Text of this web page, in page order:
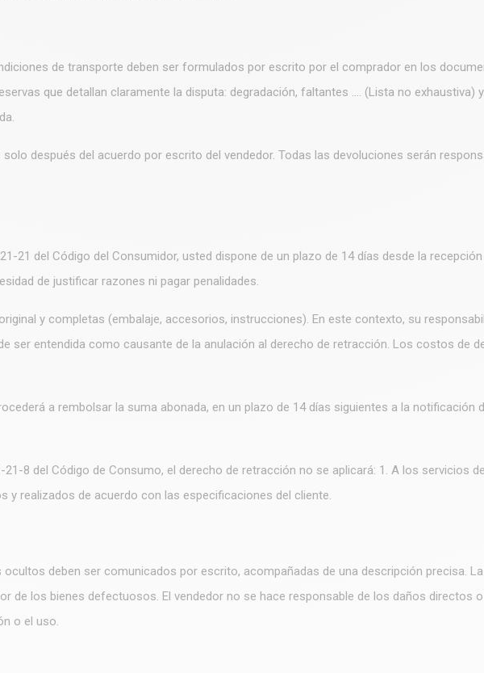
de transporte deben ser formulados por escrito por el comprador en los
que detallan claramente la disputa: degradación, faltantes .... (Lista no exhaustiva)
después del acuerdo por escrito del vendedor. Todas las devoluciones serán
21 del Código del Consumidor, usted dispone de un plazo de 14 días desde la
de justificar razones ni pagar penalidades.
y completas (embalaje, accesorios, instrucciones). En este contexto, su
ser entendida como causante de la anulación al derecho de retracción. Los costos de
a rembolsar la suma abonada, en un plazo de 14 días siguientes a la notificación
8 del Código de Consumo, el derecho de retracción no se aplicará: 1. A los servicios
y realizados de acuerdo con las especificaciones del cliente.
deben ser comunicados por escrito, acompañadas de una descripción precisa.
de los bienes defectuosos. El vendedor no se hace responsable de los daños directos
o el uso.